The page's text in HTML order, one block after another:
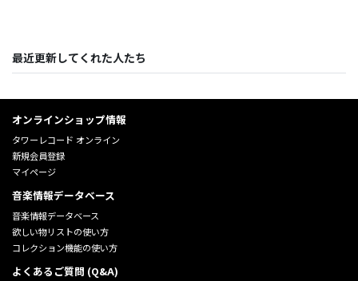
最近更新してくれた人たち
オンラインショップ情報
タワーレコード オンライン
新規会員登録
マイページ
音楽情報データベース
音楽情報データベース
欲しい物リストの使い方
コレクション機能の使い方
よくあるご質問 (Q&A)